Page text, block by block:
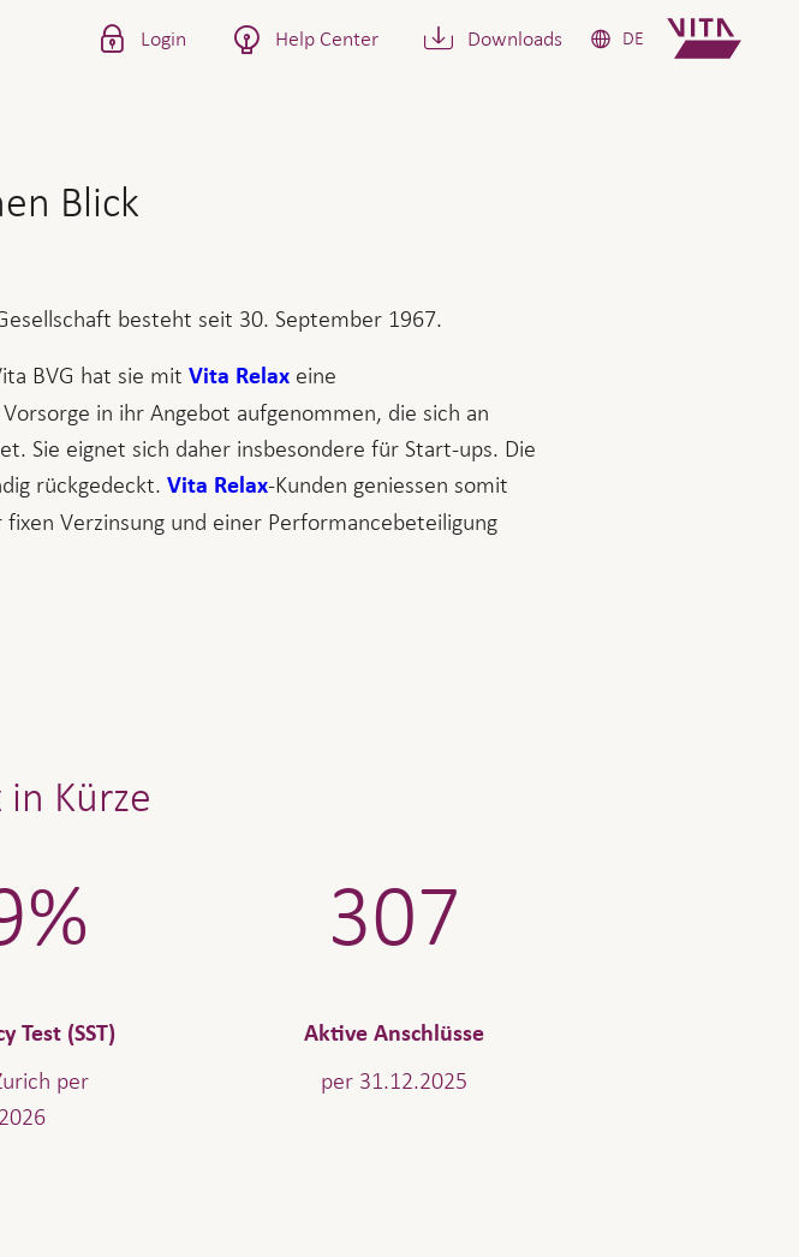
Login Help Center Downloads DE
Blick
besteht seit 30. September 1967.
BVG hat sie mit Vita Relaxeine
in ihr Angebot aufgenommen, die sich an
Sie eignet sich daher insbesondere für Start-ups. Die
rückgedeckt. Vita Relax-Kunden geniessen somit
Verzinsung und einer Performancebeteiligung
in Kürze
Test (SST)
per
307
Aktive Anschlüsse
per 31.12.2025